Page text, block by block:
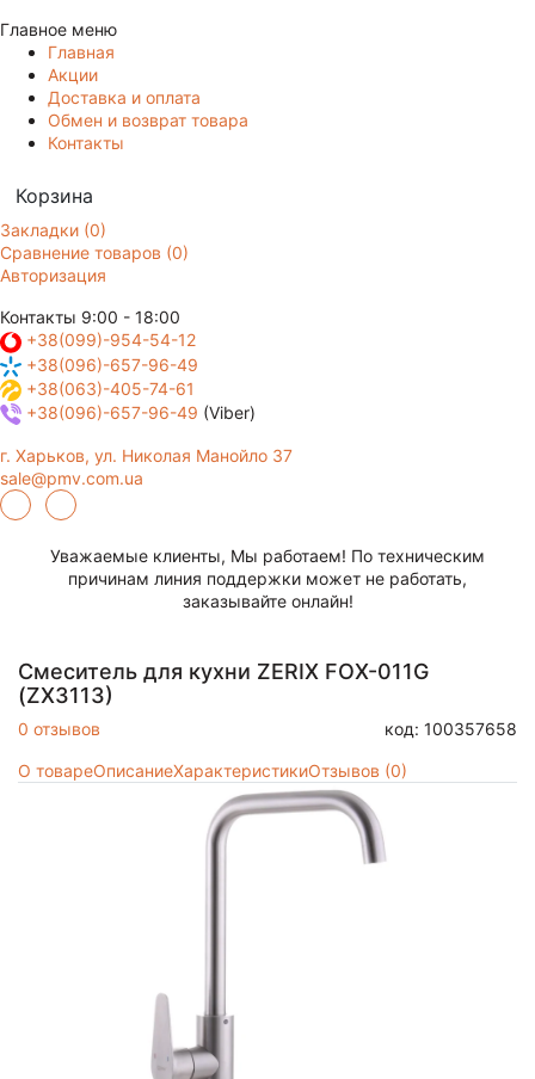
Главное меню
Главная
Акции
Доставка и оплата
Обмен и возврат товара
Контакты
Корзина
Закладки (0)
Сравнение товаров (0)
Авторизация
Контакты 9:00 - 18:00
+38(099)-954-54-12
+38(096)-657-96-49
+38(063)-405-74-61
+38(096)-657-96-49 (Viber)
г. Харьков, ул. Николая Манойло 37
sale@pmv.com.ua
Уважаемые клиенты, Мы работаем! По техническим
причинам линия поддержки может не работать,
заказывайте онлайн!
Смеситель для кухни ZERIX FOX-011G
(ZX3113)
0 отзывов код: 100357658
О товареОписаниеХарактеристикиОтзывов (0)